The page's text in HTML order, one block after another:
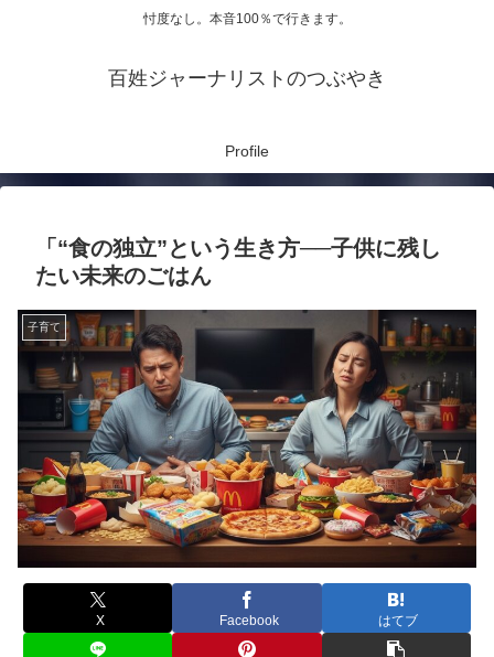
忖度なし。本音100％で行きます。
百姓ジャーナリストのつぶやき
Profile
「“食の独立”という生き方──子供に残し
たい未来のごはん
子育て
X Facebook はてブ